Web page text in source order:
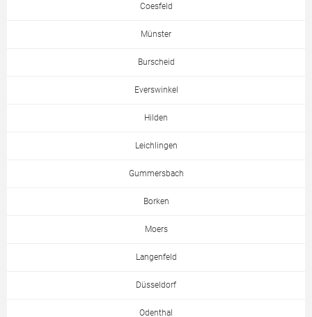
Coesfeld
Münster
Burscheid
Everswinkel
Hilden
Leichlingen
Gummersbach
Borken
Moers
Langenfeld
Düsseldorf
Odenthal